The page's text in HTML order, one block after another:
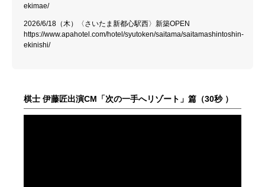
ekimae/
2026/6/18（木）〈さいたま新都心駅西〉新築OPEN
https://www.apahotel.com/hotel/syutoken/saitama/saitamashintoshin-
ekinishi/
棋士 伊藤匠出演CM「次の一手へリゾート」篇（30秒 ）